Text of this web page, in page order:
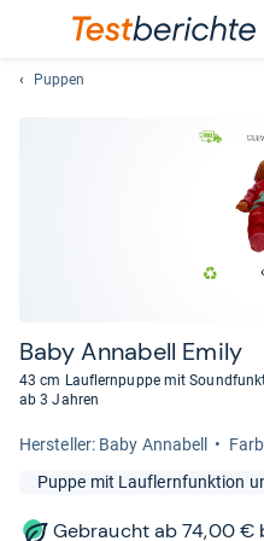
Puppen
Baby Anna­bell Emily
43 cm Lauflernpuppe mit
ab 3 Jahren
Her­stel­ler: Baby Annabell
Puppe mit Lauflernfunktion
Gebraucht ab 74,00 €